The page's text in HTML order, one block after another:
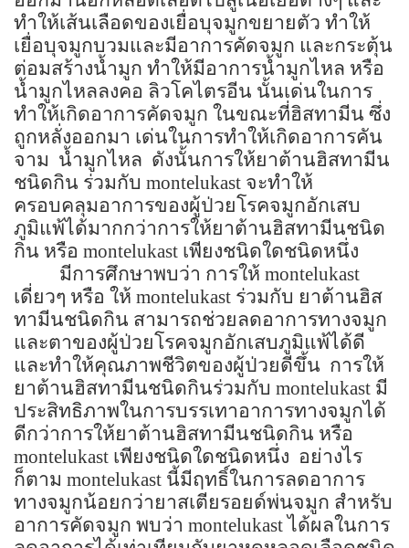
ทำให้เส้นเลือดของเยื่อบุจมูกขยายตัว ทำให้
เยื่อบุจมูกบวมและมีอาการคัดจมูก และกระตุ้น
ต่อมสร้างน้ำมูก ทำให้มีอาการน้ำมูกไหล หรือ
น้ำมูกไหลลงคอ ลิวโคไตรอีน นั้นเด่นในการ
ทำให้เกิดอาการคัดจมูก ในขณะที่ฮิสทามีน ซึ่ง
ถูกหลั่งออกมา เด่นในการทำให้เกิดอาการคัน
จาม น้ำมูกไหล ดังนั้นการให้ยาต้านฮิสทามีน
ชนิดกิน ร่วมกับ montelukast จะทำให้
ครอบคลุมอาการของผู้ป่วยโรคจมูกอักเสบ
ภูมิแพ้ได้มากกว่าการให้ยาต้านฮิสทามีนชนิด
กิน หรือ montelukast เพียงชนิดใดชนิดหนึ่ง
มีการศึกษาพบว่า การให้ montelukast
เดี่ยวๆ หรือ ให้ montelukast ร่วมกับ ยาต้านฮิส
ทามีนชนิดกิน สามารถช่วยลดอาการทางจมูก
และตาของผู้ป่วยโรคจมูกอักเสบภูมิแพ้ได้ดี
และทำให้คุณภาพชีวิตของผู้ป่วยดีขึ้น การให้
ยาต้านฮิสทามีนชนิดกินร่วมกับ montelukast มี
ประสิทธิภาพในการบรรเทาอาการทางจมูกได้
ดีกว่าการให้ยาต้านฮิสทามีนชนิดกิน หรือ
montelukast เพียงชนิดใดชนิดหนึ่ง อย่างไร
ก็ตาม montelukast นี้มีฤทธิ์ในการลดอาการ
ทางจมูกน้อยกว่ายาสเตียรอยด์พ่นจมูก สำหรับ
อาการคัดจมูก พบว่า montelukast ได้ผลในการ